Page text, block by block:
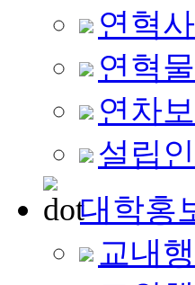
연혁
연혁물
연차
설립
대학홍
교내